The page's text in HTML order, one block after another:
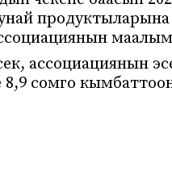
продуктыларына
ассоциациянын
8,9 сомго